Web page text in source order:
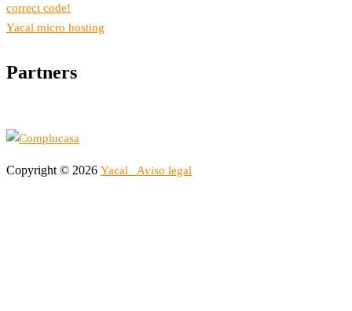
correct code!
Yacal micro hosting
Partners
Copyright © 2026 Yacal Aviso legal